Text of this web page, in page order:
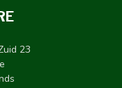
23